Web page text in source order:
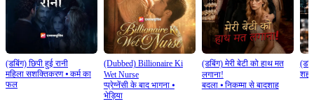
(डबिंग) छिपी हुई रानी
महिला सशक्तिकरण⦁ कर्म का
फल
(Dubbed) Billionaire Ki
Wet Nurse
प्प्रेग्नेंसी के बाद भागना⦁
भेड़िया
(डबिंग) मेरी बेटी को हाथ मत
लगाना!
बदला⦁ निकम्मा से बादशाह